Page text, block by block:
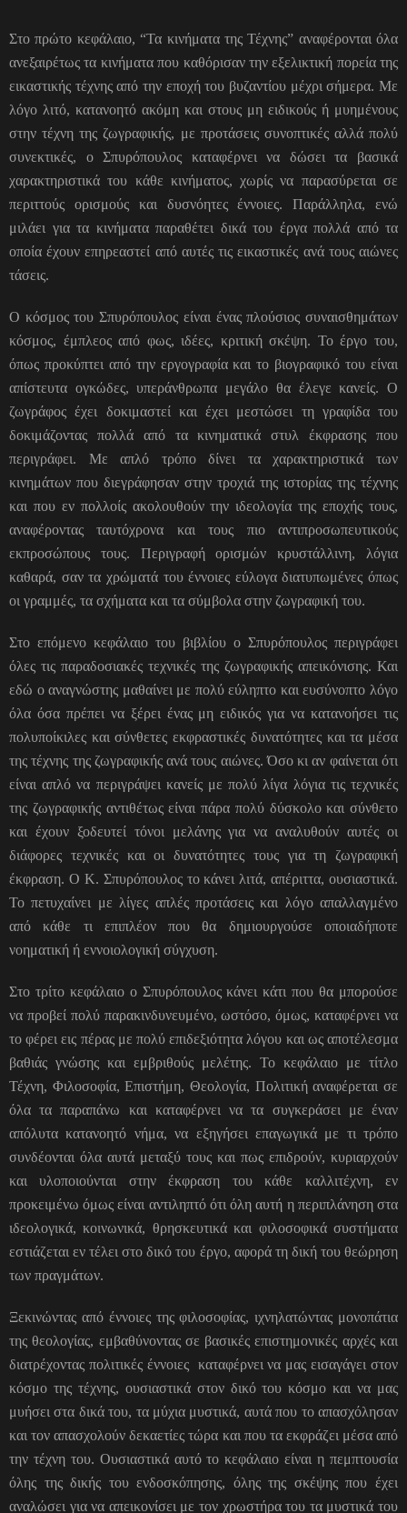
Στο πρώτο κεφάλαιο, “Τα κινήματα της Τέχνης” αναφέρονται όλα
ανεξαιρέτως τα κινήματα που καθόρισαν την εξελικτική πορεία της
εικαστικής τέχνης από την εποχή του βυζαντίου μέχρι σήμερα. Με
λόγο λιτό, κατανοητό ακόμη και στους μη ειδικούς ή μυημένους
στην τέχνη της ζωγραφικής, με προτάσεις συνοπτικές αλλά πολύ
συνεκτικές, ο Σπυρόπουλος καταφέρνει να δώσει τα βασικά
χαρακτηριστικά του κάθε κινήματος, χωρίς να παρασύρεται σε
περιττούς ορισμούς και δυσνόητες έννοιες. Παράλληλα, ενώ
μιλάει για τα κινήματα παραθέτει δικά του έργα πολλά από τα
οποία έχουν επηρεαστεί από αυτές τις εικαστικές ανά τους αιώνες
τάσεις.
Ο κόσμος του Σπυρόπουλος είναι ένας πλούσιος συναισθημάτων
κόσμος, έμπλεος από φως, ιδέες, κριτική σκέψη. Το έργο του,
όπως προκύπτει από την εργογραφία και το βιογραφικό του είναι
απίστευτα ογκώδες, υπεράνθρωπα μεγάλο θα έλεγε κανείς. Ο
ζωγράφος έχει δοκιμαστεί και έχει μεστώσει τη γραφίδα του
δοκιμάζοντας πολλά από τα κινηματικά στυλ έκφρασης που
περιγράφει. Με απλό τρόπο δίνει τα χαρακτηριστικά των
κινημάτων που διεγράφησαν στην τροχιά της ιστορίας της τέχνης
και που εν πολλοίς ακολουθούν την ιδεολογία της εποχής τους,
αναφέροντας ταυτόχρονα και τους πιο αντιπροσωπευτικούς
εκπροσώπους τους. Περιγραφή ορισμών κρυστάλλινη, λόγια
καθαρά, σαν τα χρώματά του έννοιες εύλογα διατυπωμένες όπως
οι γραμμές, τα σχήματα και τα σύμβολα στην ζωγραφική του.
Στο επόμενο κεφάλαιο του βιβλίου ο Σπυρόπουλος περιγράφει
όλες τις παραδοσιακές τεχνικές της ζωγραφικής απεικόνισης. Και
εδώ ο αναγνώστης μαθαίνει με πολύ εύληπτο και ευσύνοπτο λόγο
όλα όσα πρέπει να ξέρει ένας μη ειδικός για να κατανοήσει τις
πολυποίκιλες και σύνθετες εκφραστικές δυνατότητες και τα μέσα
της τέχνης της ζωγραφικής ανά τους αιώνες. Όσο κι αν φαίνεται ότι
είναι απλό να περιγράψει κανείς με πολύ λίγα λόγια τις τεχνικές
της ζωγραφικής αντιθέτως είναι πάρα πολύ δύσκολο και σύνθετο
και έχουν ξοδευτεί τόνοι μελάνης για να αναλυθούν αυτές οι
διάφορες τεχνικές και οι δυνατότητες τους για τη ζωγραφική
έκφραση. Ο Κ. Σπυρόπουλος το κάνει λιτά, απέριττα, ουσιαστικά.
Το πετυχαίνει με λίγες απλές προτάσεις και λόγο απαλλαγμένο
από κάθε τι επιπλέον που θα δημιουργούσε οποιαδήποτε
νοηματική ή εννοιολογική σύγχυση.
Στο τρίτο κεφάλαιο ο Σπυρόπουλος κάνει κάτι που θα μπορούσε
να προβεί πολύ παρακινδυνευμένο, ωστόσο, όμως, καταφέρνει να
το φέρει εις πέρας με πολύ επιδεξιότητα λόγου και ως αποτέλεσμα
βαθιάς γνώσης και εμβριθούς μελέτης. Το κεφάλαιο με τίτλο
Τέχνη, Φιλοσοφία, Επιστήμη, Θεολογία, Πολιτική αναφέρεται σε
όλα τα παραπάνω και καταφέρνει να τα συγκεράσει με έναν
απόλυτα κατανοητό νήμα, να εξηγήσει επαγωγικά με τι τρόπο
συνδέονται όλα αυτά μεταξύ τους και πως επιδρούν, κυριαρχούν
και υλοποιούνται στην έκφραση του κάθε καλλιτέχνη, εν
προκειμένω όμως είναι αντιληπτό ότι όλη αυτή η περιπλάνηση στα
ιδεολογικά, κοινωνικά, θρησκευτικά και φιλοσοφικά συστήματα
εστιάζεται εν τέλει στο δικό του έργο, αφορά τη δική του θεώρηση
των πραγμάτων.
Ξεκινώντας από έννοιες της φιλοσοφίας, ιχνηλατώντας μονοπάτια
της θεολογίας, εμβαθύνοντας σε βασικές επιστημονικές αρχές και
διατρέχοντας πολιτικές έννοιες καταφέρνει να μας εισαγάγει στον
κόσμο της τέχνης, ουσιαστικά στον δικό του κόσμο και να μας
μυήσει στα δικά του, τα μύχια μυστικά, αυτά που το απασχόλησαν
και τον απασχολούν δεκαετίες τώρα και που τα εκφράζει μέσα από
την τέχνη του. Ουσιαστικά αυτό το κεφάλαιο είναι η πεμπτουσία
όλης της δικής του ενδοσκόπησης, όλης της σκέψης που έχει
αναλώσει για να απεικονίσει με τον χρωστήρα του τα μυστικά του